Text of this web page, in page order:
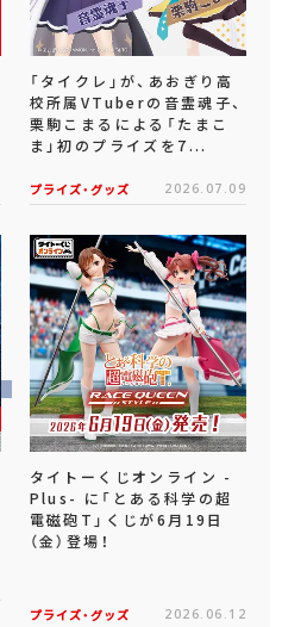
「タイクレ」が、あおぎり高
校所属VTuberの音霊魂子、
栗駒こまるによる「たまこ
ま」初のプライズを7...
プライズ・グッズ 2026.07.09
タイトーくじオンライン -
Plus- に「とある科学の超
電磁砲T」くじが6月19日
（金）登場！
プライズ・グッズ 2026.06.12